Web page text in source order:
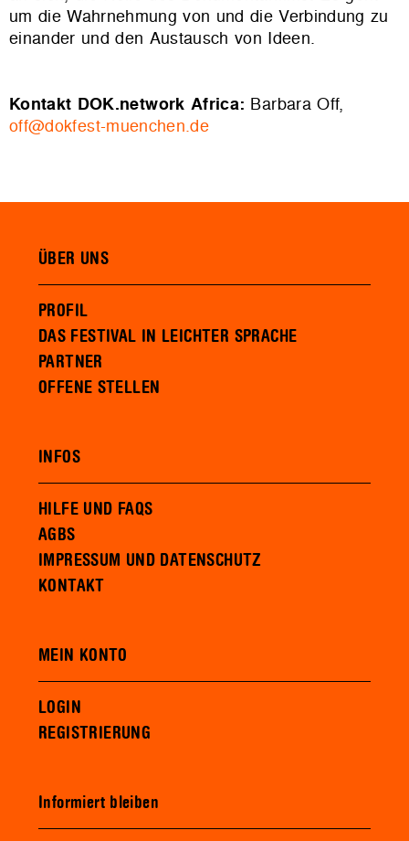
um die Wahrnehmung von und die Verbindung zu
einander und den Austausch von Ideen.
Kontakt DOK.network Africa: Barbara Off,
off@dokfest-muenchen.de
ÜBER UNS
PROFIL
DAS FESTIVAL IN LEICHTER SPRACHE
PARTNER
OFFENE STELLEN
INFOS
HILFE UND FAQS
AGBS
IMPRESSUM UND DATENSCHUTZ
KONTAKT
MEIN KONTO
LOGIN
REGISTRIERUNG
Informiert bleiben